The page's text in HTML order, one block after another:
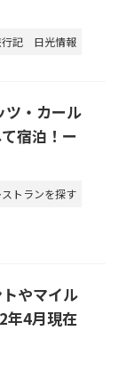
記 日光情報
ツ・カール
宿泊！ー
ストランを探す
トやマイル
年4月現在